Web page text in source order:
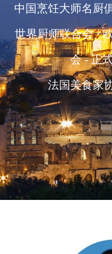
中国烹饪大师名厨
世界厨师联合会 ·
会 - 正
法国美食家